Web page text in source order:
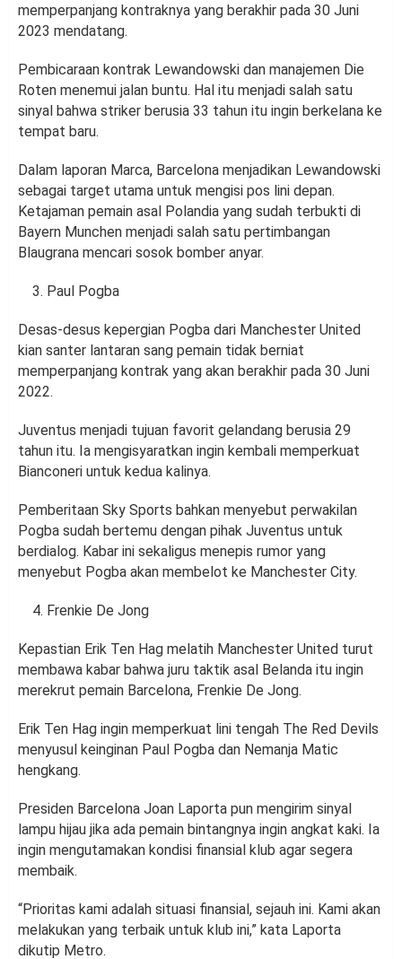
memperpanjang kontraknya yang berakhir pada 30 Juni
2023 mendatang.
Pembicaraan kontrak Lewandowski dan manajemen Die
Roten menemui jalan buntu. Hal itu menjadi salah satu
sinyal bahwa striker berusia 33 tahun itu ingin berkelana ke
tempat baru.
Dalam laporan Marca, Barcelona menjadikan Lewandowski
sebagai target utama untuk mengisi pos lini depan.
Ketajaman pemain asal Polandia yang sudah terbukti di
Bayern Munchen menjadi salah satu pertimbangan
Blaugrana mencari sosok bomber anyar.
Paul Pogba
Desas-desus kepergian Pogba dari Manchester United
kian santer lantaran sang pemain tidak berniat
memperpanjang kontrak yang akan berakhir pada 30 Juni
2022.
Juventus menjadi tujuan favorit gelandang berusia 29
tahun itu. Ia mengisyaratkan ingin kembali memperkuat
Bianconeri untuk kedua kalinya.
Pemberitaan Sky Sports bahkan menyebut perwakilan
Pogba sudah bertemu dengan pihak Juventus untuk
berdialog. Kabar ini sekaligus menepis rumor yang
menyebut Pogba akan membelot ke Manchester City.
Frenkie De Jong
Kepastian Erik Ten Hag melatih Manchester United turut
membawa kabar bahwa juru taktik asal Belanda itu ingin
merekrut pemain Barcelona, Frenkie De Jong.
Erik Ten Hag ingin memperkuat lini tengah The Red Devils
menyusul keinginan Paul Pogba dan Nemanja Matic
hengkang.
Presiden Barcelona Joan Laporta pun mengirim sinyal
lampu hijau jika ada pemain bintangnya ingin angkat kaki. Ia
ingin mengutamakan kondisi finansial klub agar segera
membaik.
“Prioritas kami adalah situasi finansial, sejauh ini. Kami akan
melakukan yang terbaik untuk klub ini,” kata Laporta
dikutip Metro.